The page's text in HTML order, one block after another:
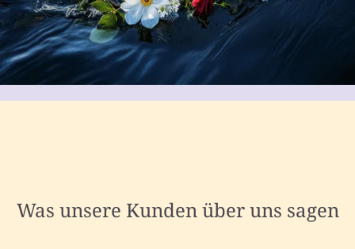
Was unsere Kunden über uns sagen